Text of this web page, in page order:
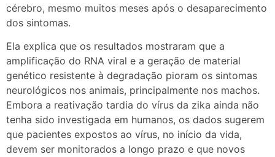
cérebro, mesmo muitos meses após o desaparecimento
dos sintomas.
Ela explica que os resultados mostraram que a
amplificação do RNA viral e a geração de material
genético resistente à degradação pioram os sintomas
neurológicos nos animais, principalmente nos machos.
Embora a reativação tardia do vírus da zika ainda não
tenha sido investigada em humanos, os dados sugerem
que pacientes expostos ao vírus, no início da vida,
devem ser monitorados a longo prazo e que novos